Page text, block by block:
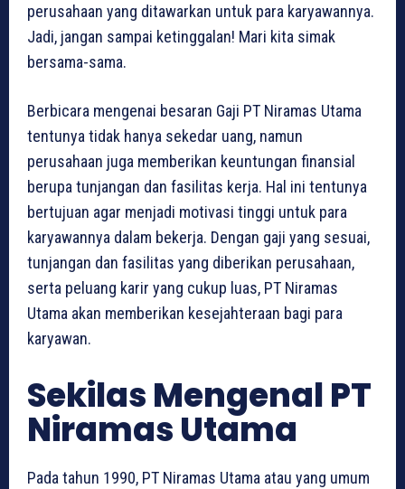
perusahaan yang ditawarkan untuk para karyawannya.
Jadi, jangan sampai ketinggalan! Mari kita simak
bersama-sama.
Berbicara mengenai besaran Gaji PT Niramas Utama
tentunya tidak hanya sekedar uang, namun
perusahaan juga memberikan keuntungan finansial
berupa tunjangan dan fasilitas kerja. Hal ini tentunya
bertujuan agar menjadi motivasi tinggi untuk para
karyawannya dalam bekerja. Dengan gaji yang sesuai,
tunjangan dan fasilitas yang diberikan perusahaan,
serta peluang karir yang cukup luas, PT Niramas
Utama akan memberikan kesejahteraan bagi para
karyawan.
Sekilas Mengenal PT
Niramas Utama
Pada tahun 1990, PT Niramas Utama atau yang umum